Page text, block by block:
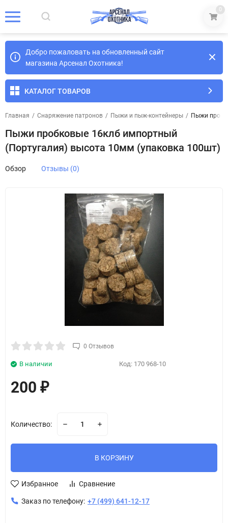
0
Добро пожаловать на обновленный сайт
магазина Арсенал Охотника!
КАТАЛОГ ТОВАРОВ
Главная / Снаряжение патронов / Пыжи и пыж-контейнеры / Пыжи
Пыжи пробковые 16клб импортный
(Португалия) высота 10мм (упаковка 100шт)
Обзор Отзывы (0)
0 Отзывов
Код: 170 968-10
В наличии
200 ₽
Количество:
В КОРЗИНУ
Избранное Сравнение
Заказ по телефону: +7 (499) 641-12-17